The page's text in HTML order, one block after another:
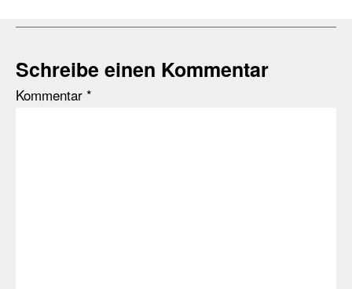
Schreibe einen Kommentar
Kommentar *